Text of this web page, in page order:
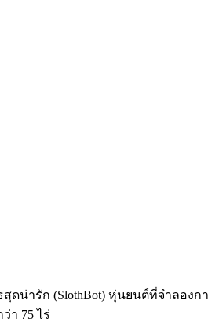
ดน่ารัก (SlothBot) หุ่นยนต์ที่จำลอ
า 75 ไร่